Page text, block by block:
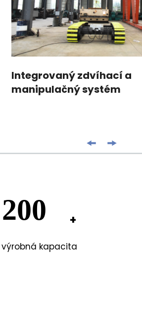
Integrovaný zdvíhací a
manipulačný systém
200
výrobná kapacita